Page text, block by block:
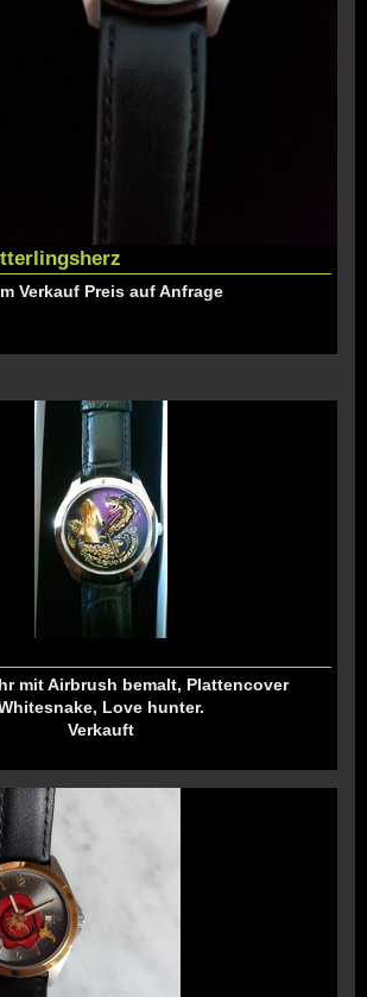
Verkauf Preis auf Anfrage
mit Airbrush bemalt, Plattencover
Love hunter.
Verkauft